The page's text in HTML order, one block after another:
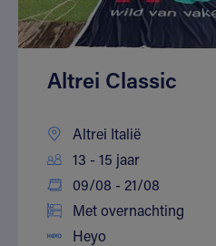
Altrei Classic
Altrei Italië
13 - 15 jaar
09/08 - 21/08
Met overnachting
Heyo